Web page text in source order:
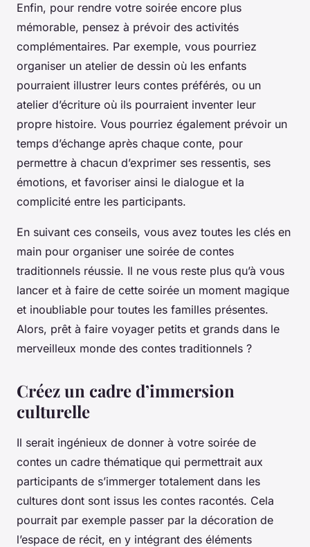
Enfin, pour rendre votre soirée encore plus
mémorable, pensez à prévoir des activités
complémentaires. Par exemple, vous pourriez
organiser un atelier de dessin où les enfants
pourraient illustrer leurs contes préférés, ou un
atelier d’écriture où ils pourraient inventer leur
propre histoire. Vous pourriez également prévoir un
temps d’échange après chaque conte, pour
permettre à chacun d’exprimer ses ressentis, ses
émotions, et favoriser ainsi le dialogue et la
complicité entre les participants.
En suivant ces conseils, vous avez toutes les clés en
main pour organiser une soirée de contes
traditionnels réussie. Il ne vous reste plus qu’à vous
lancer et à faire de cette soirée un moment magique
et inoubliable pour toutes les familles présentes.
Alors, prêt à faire voyager petits et grands dans le
merveilleux monde des contes traditionnels ?
Créez un cadre d’immersion
culturelle
Il serait ingénieux de donner à votre soirée de
contes un cadre thématique qui permettrait aux
participants de s’immerger totalement dans les
cultures dont sont issus les contes racontés. Cela
pourrait par exemple passer par la décoration de
l’espace de récit, en y intégrant des éléments